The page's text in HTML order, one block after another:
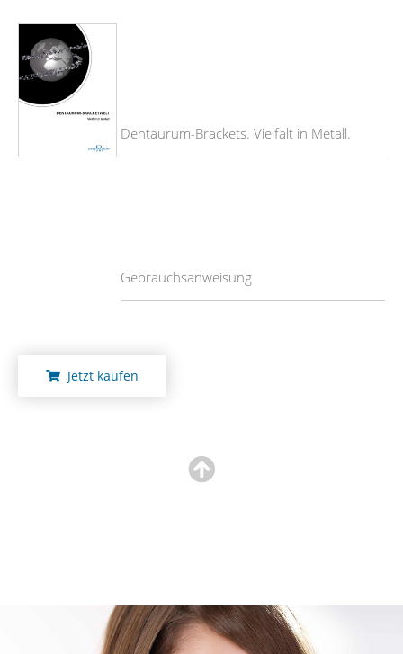
Dentaurum-Brackets. Vielfalt in Metall.
Gebrauchsanweisung
Jetzt kaufen